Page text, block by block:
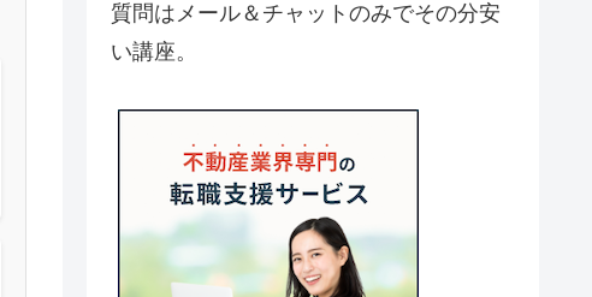
質問はメール＆チャットのみでその分安
い講座。